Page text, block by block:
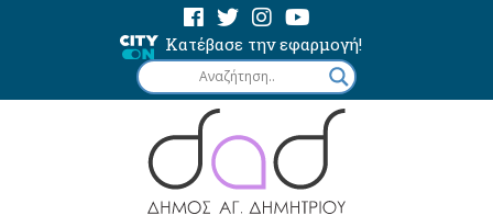
Κατέβασε την εφαρμογή!